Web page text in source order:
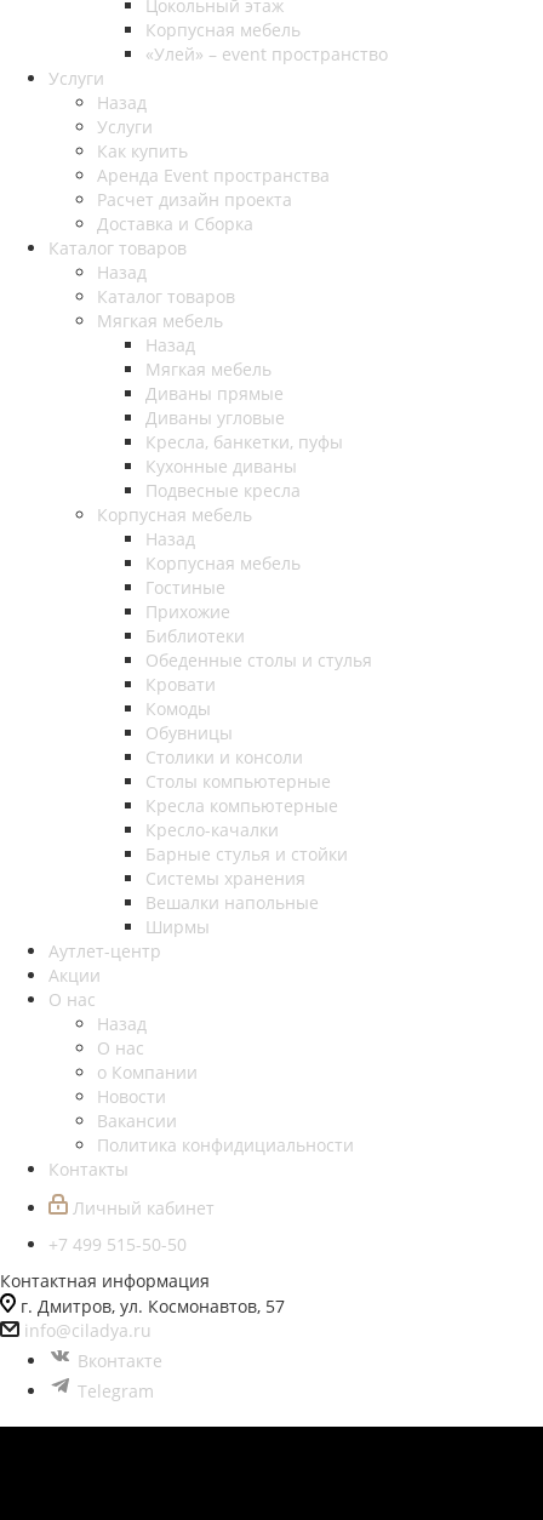
Цокольный этаж
Корпусная мебель
«Улей» – event пространство
Услуги
Назад
Услуги
Как купить
Аренда Event пространства
Расчет дизайн проекта
Доставка и Сборка
Каталог товаров
Назад
Каталог товаров
Мягкая мебель
Назад
Мягкая мебель
Диваны прямые
Диваны угловые
Кресла, банкетки, пуфы
Кухонные диваны
Подвесные кресла
Корпусная мебель
Назад
Корпусная мебель
Гостиные
Прихожие
Библиотеки
Обеденные столы и стулья
Кровати
Комоды
Обувницы
Столики и консоли
Столы компьютерные
Кресла компьютерные
Кресло-качалки
Барные стулья и стойки
Системы хранения
Вешалки напольные
Ширмы
Аутлет-центр
Акции
О нас
Назад
О нас
о Компании
Новости
Вакансии
Политика конфидициальности
Контакты
Личный кабинет
+7 499 515-50-50
Контактная информация
г. Дмитров, ул. Космонавтов, 57
info@ciladya.ru
Вконтакте
Telegram